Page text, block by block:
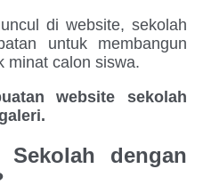
di website, sekolah
untuk membangun
minat calon siswa.
website sekolah
dengan